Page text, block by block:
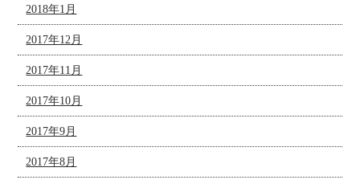
2018年1月
2017年12月
2017年11月
2017年10月
2017年9月
2017年8月